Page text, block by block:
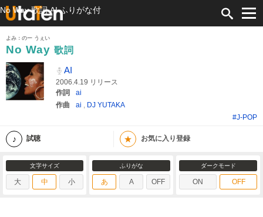
No Way 歌詞 AI ふりがな付
よみ：のー うぇい
No Way 歌詞
AI
2006.4.19 リリース
作詞
ai
作曲
ai , DJ YUTAKA
#J-POP
試聴 ★ お気に入り登録
文字サイズ
大 中 小
ふりがな
あ A OFF
ダークモード
ON OFF